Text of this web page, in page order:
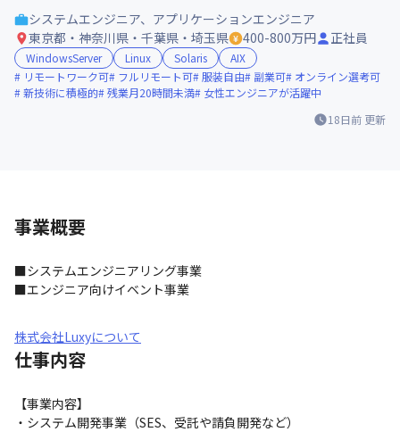
18日前 更新
システムエンジニア、アプリケーションエンジニア
東京都・神奈川県・千葉県・埼玉県
400-800万円 正社員
WindowsServer Linux Solaris
AIX
リモートワーク可
フルリモート可 服装自由 副業可
オンライン選考可
新技術に積極的 残業月20時間未満 女性エンジニアが活躍中
事業概要
■システムエンジニアリング事業
■エンジニア向けイベント事業
株式会社Luxyについて
仕事内容
【事業内容】
・システム開発事業（SES、受託や請負開発など）